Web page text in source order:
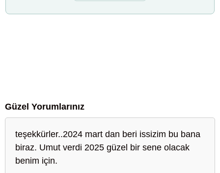
Güzel Yorumlarınız
teşekkürler..2024 mart dan beri issizim bu bana
biraz. Umut verdi 2025 güzel bir sene olacak
benim için.